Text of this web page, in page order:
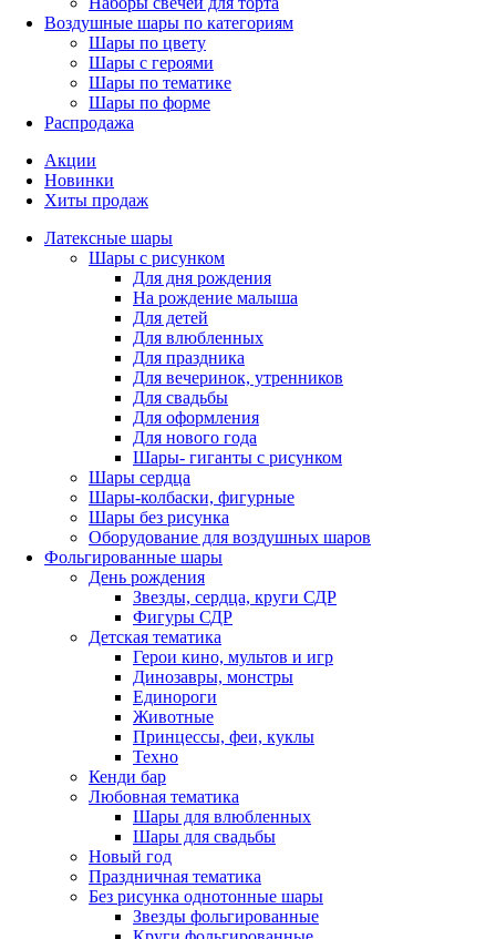
Воздушные шары по категориям
Шары по цвету
Шары с героями
Шары по тематике
Шары по форме
Распродажа
Акции
Новинки
Хиты продаж
Латексные шары
Шары с рисунком
Для дня рождения
На рождение малыша
Для детей
Для влюбленных
Для праздника
Для вечеринок, утренников
Для свадьбы
Для оформления
Для нового года
Шары- гиганты с рисунком
Шары сердца
Шары-колбаски, фигурные
Шары без рисунка
Оборудование для воздушных шаров
Фольгированные шары
День рождения
Звезды, сердца, круги СДР
Фигуры СДР
Детская тематика
Герои кино, мультов и игр
Динозавры, монстры
Единороги
Животные
Принцессы, феи, куклы
Техно
Кенди бар
Любовная тематика
Шары для влюбленных
Шары для свадьбы
Новый год
Праздничная тематика
Без рисунка однотонные шары
Звезды фольгированные